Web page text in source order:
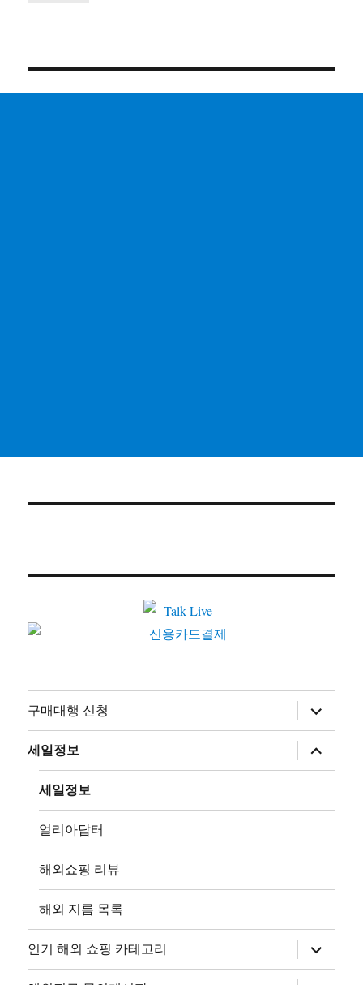
구매대행 신청
하
위
메
뉴
확
장
세일정보
하
위
메
장
세일정보
얼리아답터
해외쇼핑 리뷰
해외 지름 목록
인기 해외 쇼핑 카테고리
하
위
메